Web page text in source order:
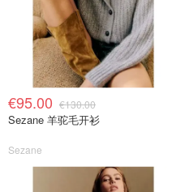
€95.00 €130.00
Sezane 羊驼毛开衫
Sezane